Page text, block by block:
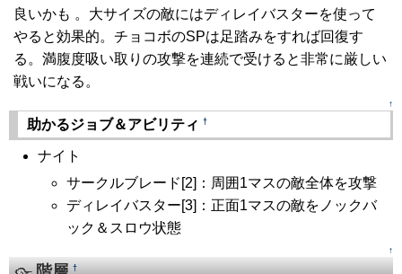
良いかも 。大サイズの敵にはディレイバスターを使って
やると効果的。チョコボのSPは足踏みをすれば回復す
る。満腹度吸い取りの攻撃を連続で受けると非常に厳しい
戦いになる。
↑
助かるジョブ＆アビリティ †
ナイト
サークルブレード[2]：周囲1マスの敵全体を攻撃
ディレイバスター[3]：正面1マスの敵をノックバ
ック＆スロウ状態
↑
†